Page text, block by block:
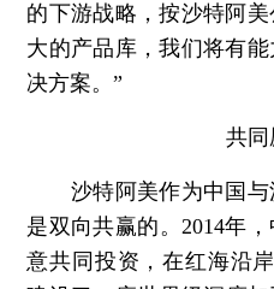
的下游战略，按沙特阿
大的产品库，我们将有
决方案。”
共同
沙特阿美作为中国与
是双向共赢的。2014年
意共同投资，在红海沿岸